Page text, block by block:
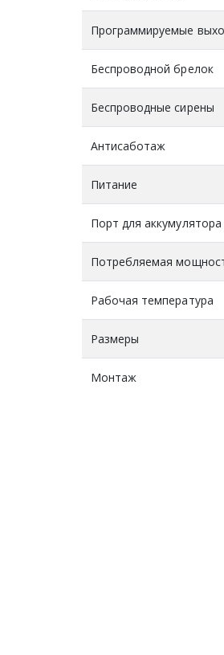
Программируемые
Беспроводной брелок
Беспроводные сирены
Антисаботаж
Питание
Порт для аккумулятора
Потребляемая
Рабочая температура
Размеры
Монтаж